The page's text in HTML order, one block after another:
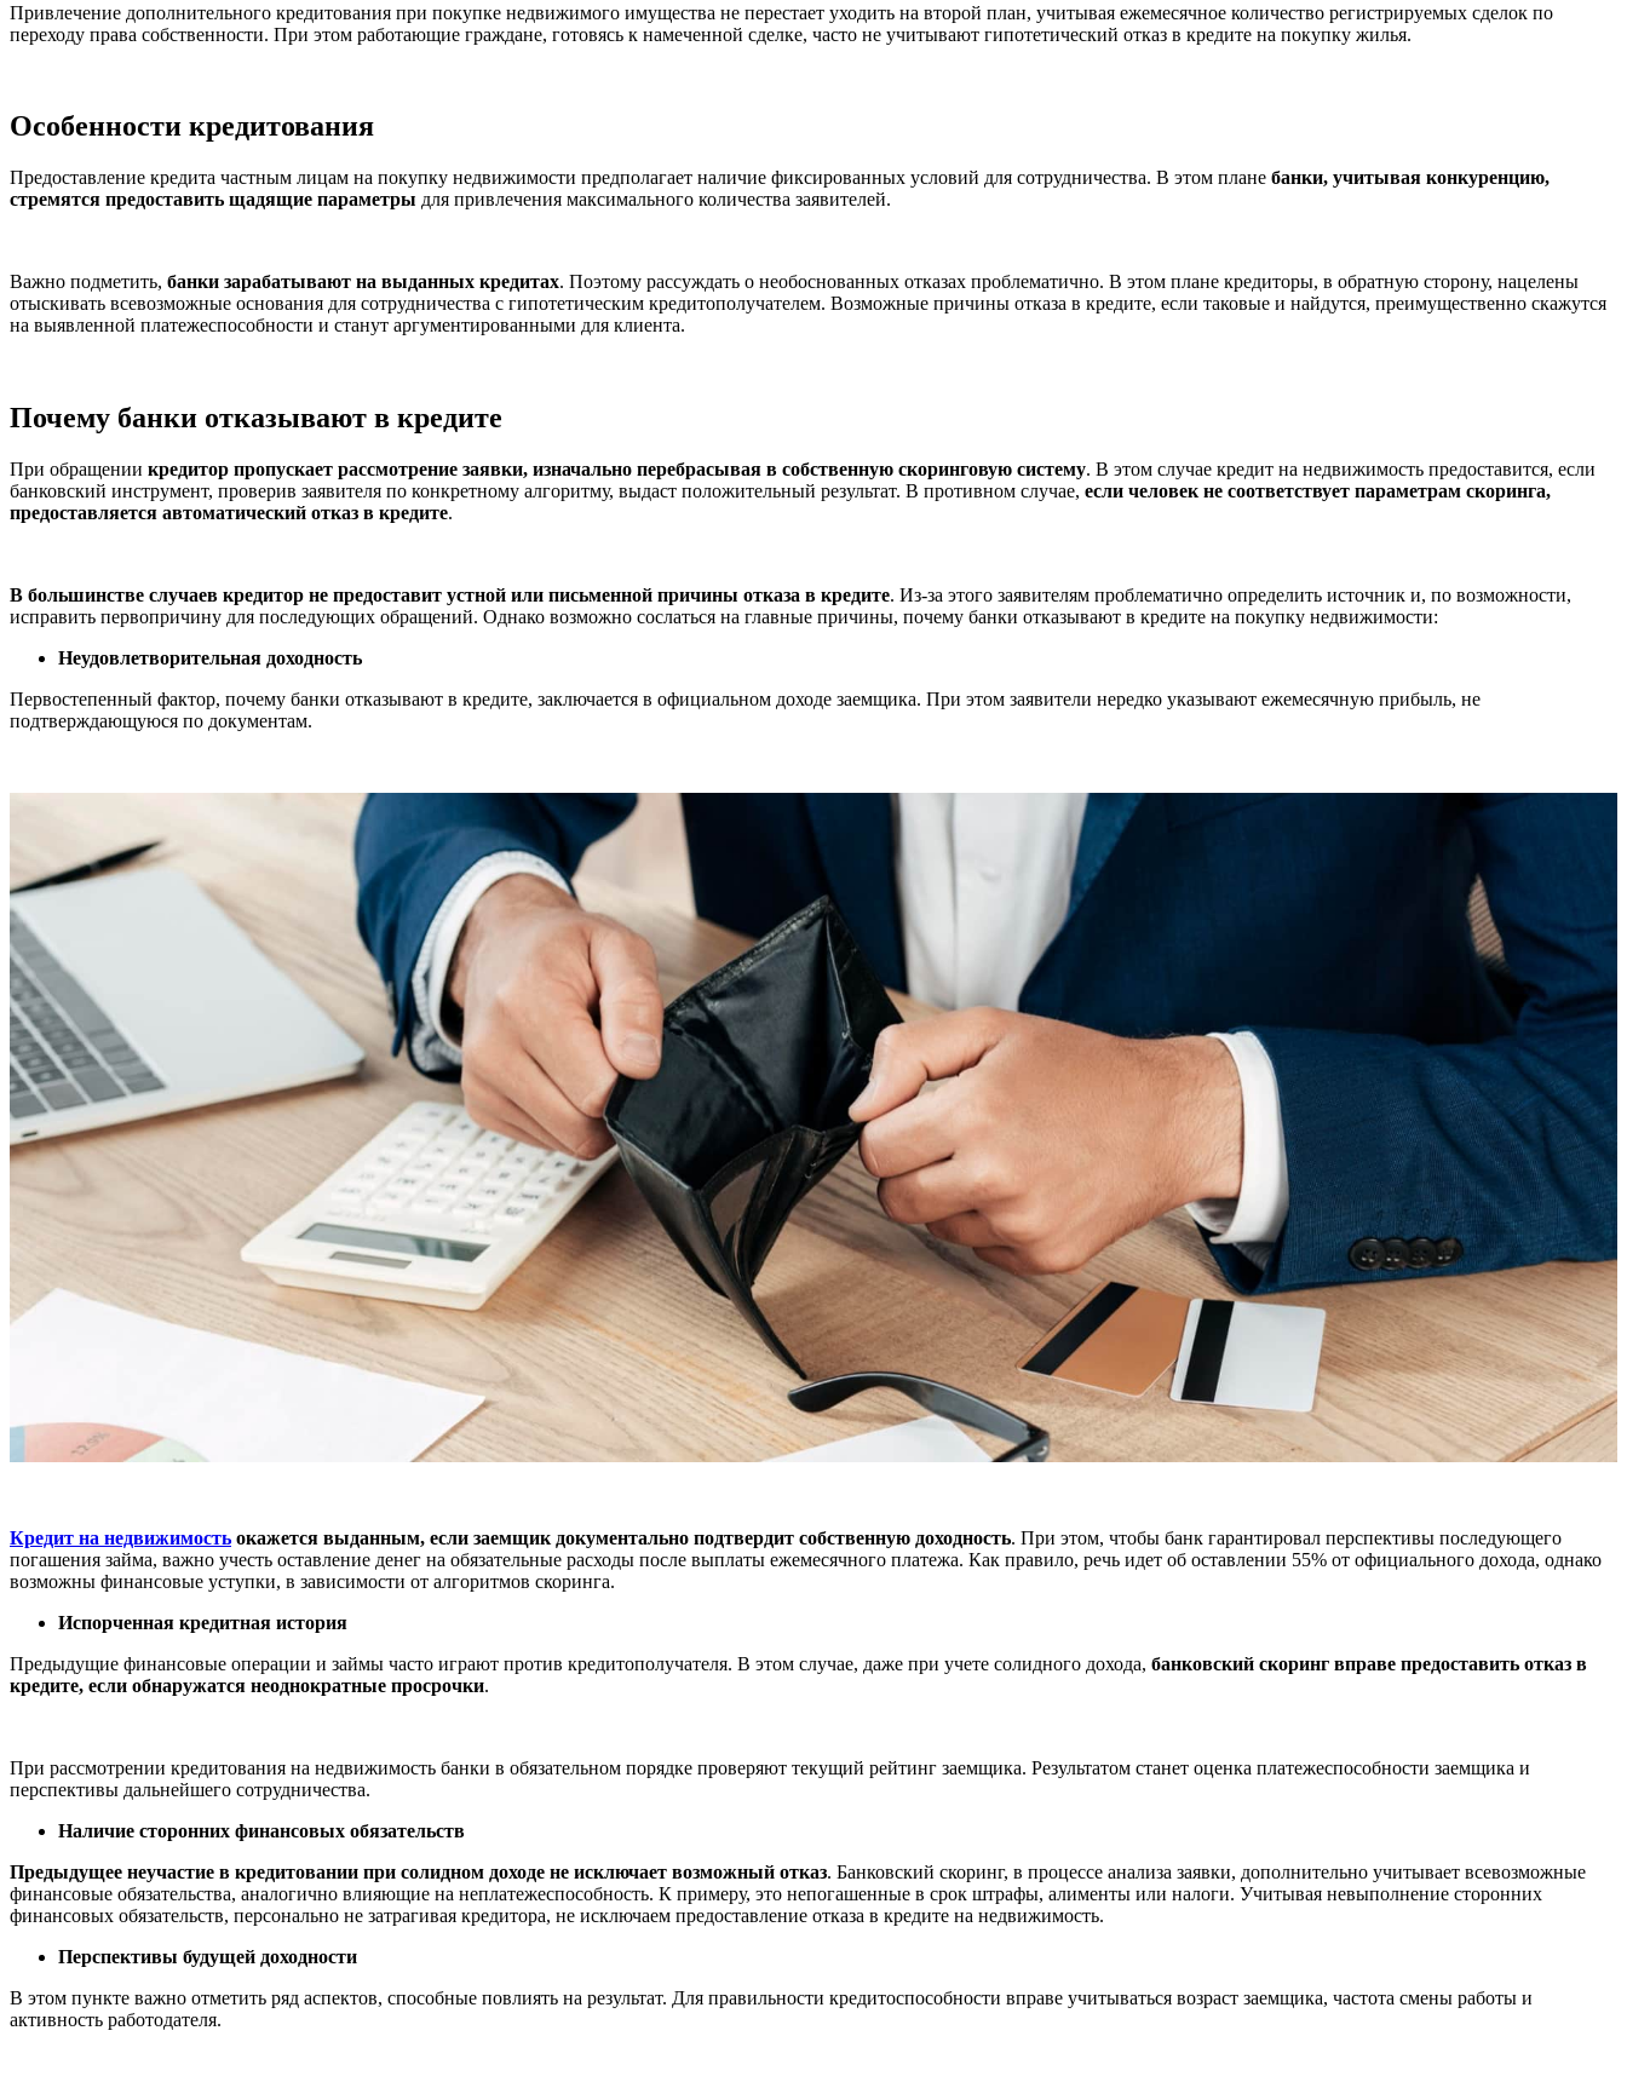
Привлечение дополнительного кредитования при покупке недвижимого имущества не перестает уходить на второй план, учитывая ежемесячное количество регистрируемых сделок по
переходу права собственности. При этом работающие граждане, готовясь к намеченной сделке, часто не учитывают гипотетический отказ в кредите на покупку жилья.
Особенности кредитования
Предоставление кредита частным лицам на покупку недвижимости предполагает наличие фиксированных условий для сотрудничества. В этом плане банки, учитывая конкуренцию,
стремятся предоставить щадящие параметры для привлечения максимального количества заявителей.
Важно подметить, банки зарабатывают на выданных кредитах. Поэтому рассуждать о необоснованных отказах проблематично. В этом плане кредиторы, в обратную сторону, нацелены
отыскивать всевозможные основания для сотрудничества с гипотетическим кредитополучателем. Возможные причины отказа в кредите, если таковые и найдутся, преимущественно скажутся
на выявленной платежеспособности и станут аргументированными для клиента.
Почему банки отказывают в кредите
При обращении кредитор пропускает рассмотрение заявки, изначально перебрасывая в собственную скоринговую систему. В этом случае кредит на недвижимость предоставится, если
банковский инструмент, проверив заявителя по конкретному алгоритму, выдаст положительный результат. В противном случае, если человек не соответствует параметрам скоринга,
предоставляется автоматический отказ в кредите.
В большинстве случаев кредитор не предоставит устной или письменной причины отказа в кредите. Из-за этого заявителям проблематично определить источник и, по возможности,
исправить первопричину для последующих обращений. Однако возможно сослаться на главные причины, почему банки отказывают в кредите на покупку недвижимости:
Неудовлетворительная доходность
Первостепенный фактор, почему банки отказывают в кредите, заключается в официальном доходе заемщика. При этом заявители нередко указывают ежемесячную прибыль, не
подтверждающуюся по документам.
Кредит на недвижимость окажется выданным, если заемщик документально подтвердит собственную доходность. При этом, чтобы банк гарантировал перспективы последующего
погашения займа, важно учесть оставление денег на обязательные расходы после выплаты ежемесячного платежа. Как правило, речь идет об оставлении 55% от официального дохода, однако
возможны финансовые уступки, в зависимости от алгоритмов скоринга.
Испорченная кредитная история
Предыдущие финансовые операции и займы часто играют против кредитополучателя. В этом случае, даже при учете солидного дохода, банковский скоринг вправе предоставить отказ в
кредите, если обнаружатся неоднократные просрочки.
При рассмотрении кредитования на недвижимость банки в обязательном порядке проверяют текущий рейтинг заемщика. Результатом станет оценка платежеспособности заемщика и
перспективы дальнейшего сотрудничества.
Наличие сторонних финансовых обязательств
Предыдущее неучастие в кредитовании при солидном доходе не исключает возможный отказ. Банковский скоринг, в процессе анализа заявки, дополнительно учитывает всевозможные
финансовые обязательства, аналогично влияющие на неплатежеспособность. К примеру, это непогашенные в срок штрафы, алименты или налоги. Учитывая невыполнение сторонних
финансовых обязательств, персонально не затрагивая кредитора, не исключаем предоставление отказа в кредите на недвижимость.
Перспективы будущей доходности
В этом пункте важно отметить ряд аспектов, способные повлиять на результат. Для правильности кредитоспособности вправе учитываться возраст заемщика, частота смены работы и
активность работодателя.